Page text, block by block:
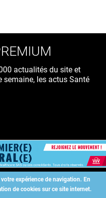
expérience de navigation. En
de cookies sur ce site internet.
actualités du site et
semaine, les actus Santé